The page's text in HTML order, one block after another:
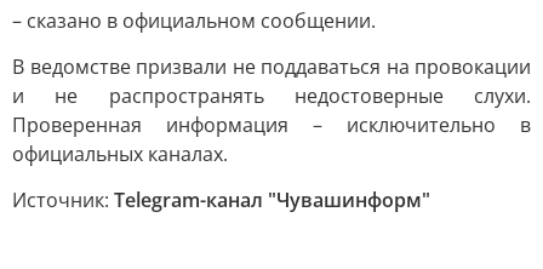
– сказано в официальном сообщении.
В ведомстве призвали не поддаваться на провокации
и не распространять недостоверные слухи.
Проверенная информация – исключительно в
официальных каналах.
Источник: Telegram-канал "Чувашинформ"